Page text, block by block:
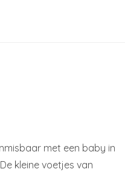
met een baby in
kleine voetjes van